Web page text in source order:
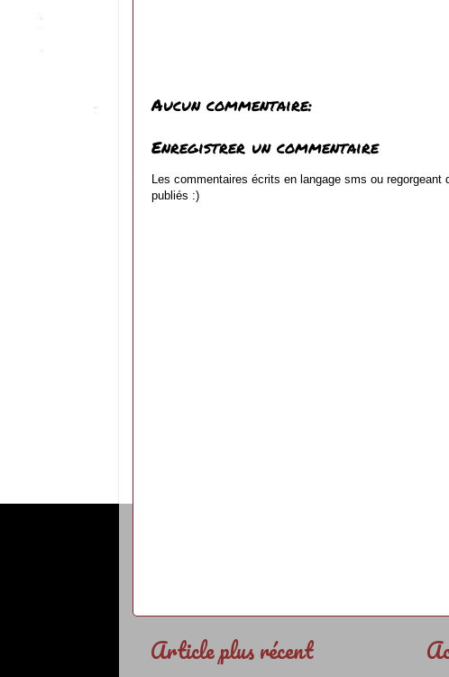
Aucun commentaire:
Enregistrer un commentaire
Les commentaires écrits en langage sms ou
publiés :)
Article plus récent